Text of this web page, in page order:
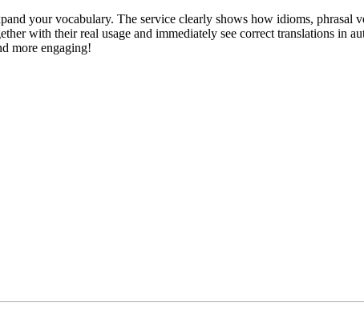
your vocabulary. The service clearly shows how idioms, phrasal
with their real usage and immediately see correct translations in
more engaging!